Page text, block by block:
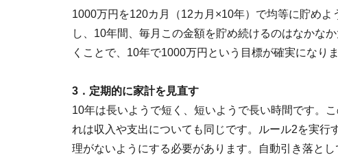
1000万円を120カ月（12カ月×10年）で均等に貯め
し、10年間、毎月この金額を貯め続けるのはなかな
くことで、10年で1000万円という目標が確実になりま
3．定期的に家計を見直す
10年は長いようで短く、短いようで長い時間です。
れは収入や支出についても同じです。ルール2を実
理がないようにする必要があります。自動引き落と